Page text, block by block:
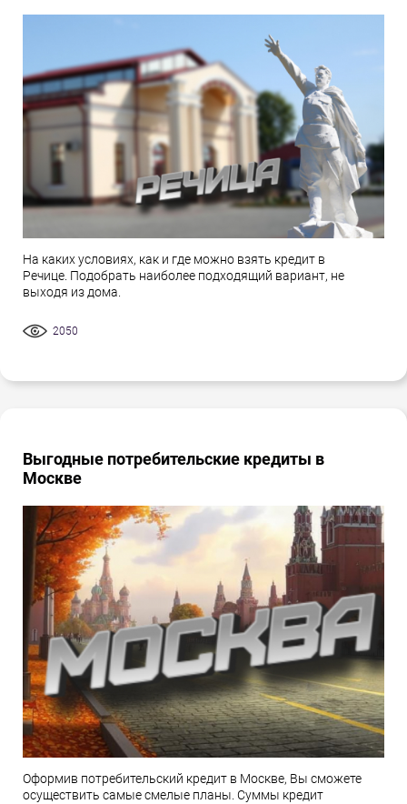
На каких условиях, как и где можно взять кредит в
Речице. Подобрать наиболее подходящий вариант, не
выходя из дома.
2050
Выгодные потребительские кредиты в
Москве
Оформив потребительский кредит в Москве, Вы сможете
осуществить самые смелые планы. Суммы кредит